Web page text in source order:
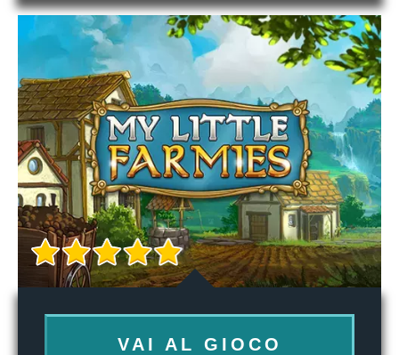
VAI AL GIOCO